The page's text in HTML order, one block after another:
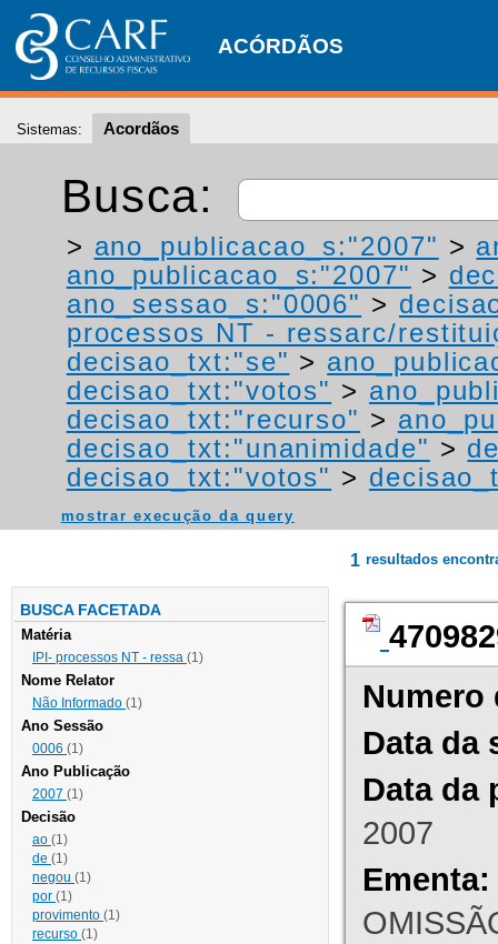
ACÓRDÃOS
Sistemas: Acordãos
Busca:
> ano_publicacao_s:"2007" >
ano_publicacao_s:"2007" >
ano_sessao_s:"0006" >
processos NT - ressarc/
decisao_txt:"se" >
decisao_txt:"votos" >
decisao_txt:"recurso" >
decisao_txt:"unanimidade" >
decisao_txt:"votos" >
mostrar execução da query
BUSCA FACETADA
Matéria
IPI- processos NT - ressa (1)
Nome Relator
Não Informado (1)
Ano Sessão
0006 (1)
Ano Publicação
2007 (1)
Decisão
ao (1)
de (1)
negou (1)
por (1)
provimento (1)
recurso (1)
1 resultados
Numero
Data da
Data da
2007
Ementa: